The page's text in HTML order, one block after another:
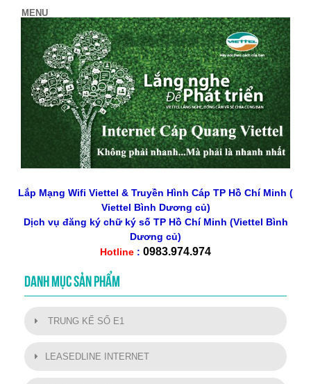
Lắp Mạng Wifi Viettel & Truyền Hình Cáp TP Hồ Chí Minh (
Viettel Bình Dương củ)
Dịch vụ đăng ký chữ ký số TP Hồ Chí Minh (Viettel Bình
Dương củ)
Hotline : 0983.974.974
DANH MỤC SẢN PHẨM
TRUNG KẾ SỐ E1
LEASEDLINE INTERNET